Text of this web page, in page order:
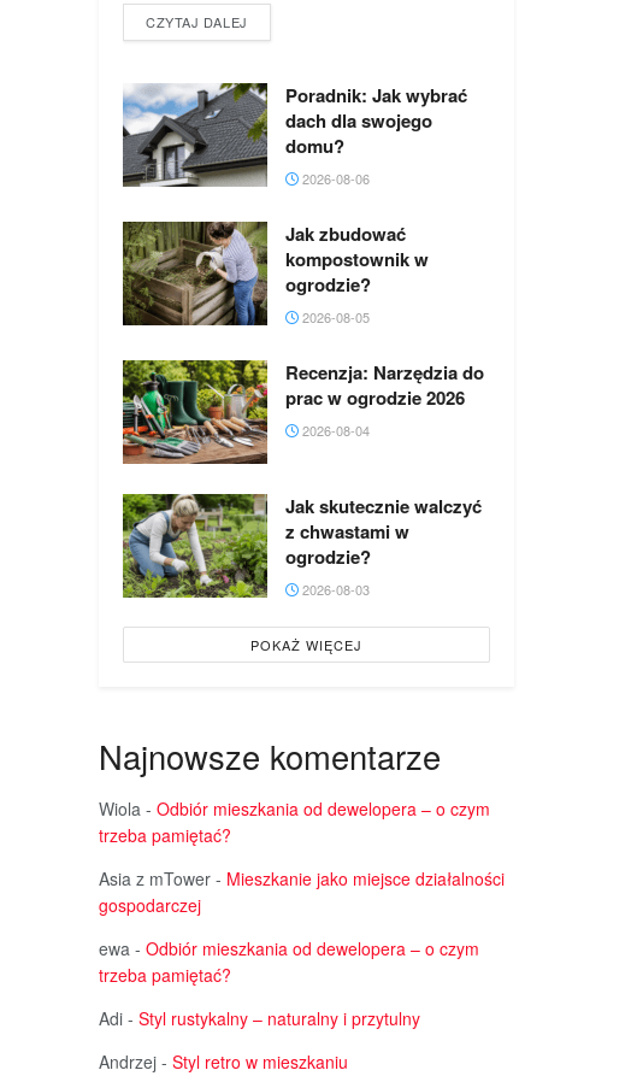
CZYTAJ DALEJ
Poradnik: Jak wybrać
dach dla swojego
domu?
2026-08-06
Jak zbudować
kompostownik w
ogrodzie?
2026-08-05
Recenzja: Narzędzia do
prac w ogrodzie 2026
2026-08-04
Jak skutecznie walczyć
z chwastami w
ogrodzie?
2026-08-03
POKAŻ WIĘCEJ
Najnowsze komentarze
Wiola - Odbiór mieszkania od dewelopera – o czym
trzeba pamiętać?
Asia z mTower - Mieszkanie jako miejsce działalności
gospodarczej
ewa - Odbiór mieszkania od dewelopera – o czym
trzeba pamiętać?
Adi - Styl rustykalny – naturalny i przytulny
Andrzej - Styl retro w mieszkaniu